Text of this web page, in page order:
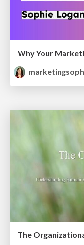
marketingsoph